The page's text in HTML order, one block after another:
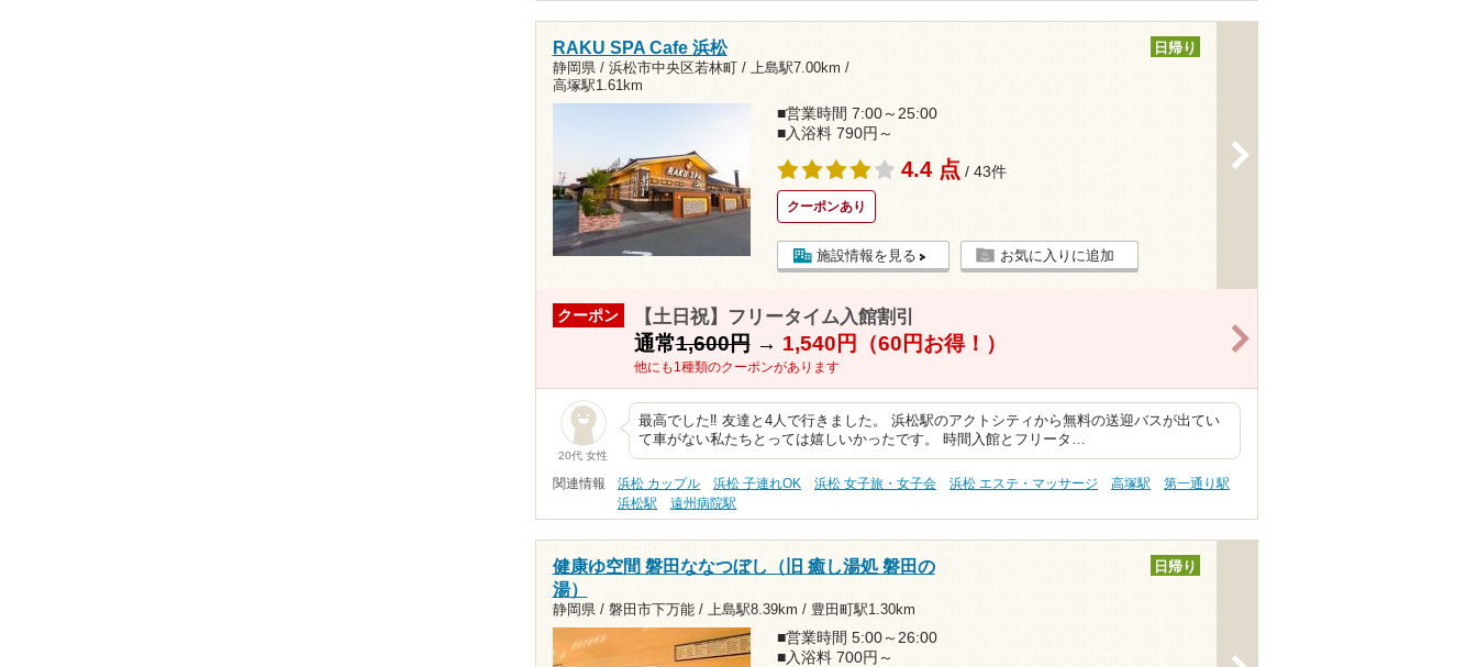
RAKU SPA Cafe 浜松
静岡県 / 浜松市中央区若林町 / 上島駅7.00km /
高塚駅1.61km
日帰り
■営業時間 7:00～25:00
■入浴料 790円～
4.4 点 / 43件
クーポンあり
施設情報を見る お気に入りに追加
クーポン 【土日祝】フリータイム入館割引
通常1,600円→ 1,540円（60円お得！）
他にも1種類のクーポンがあります
20代 女性
最高でした‼︎ 友達と4人で行きました。 浜松駅のアクトシティから無料の送迎バスが出てい
て車がない私たちとっては嬉しいかったです。 時間入館とフリータ…
関連情報 浜松 カップル 浜松 子連れOK 浜松 女子旅・女子会 浜松 エステ・マッサージ 高塚駅
第一通り駅
浜松駅
遠州病院駅
健康ゆ空間 磐田ななつぼし（旧 癒し湯処 磐田の
湯）
静岡県 / 磐田市下万能 / 上島駅8.39km / 豊田町駅1.30km
日帰り
■営業時間 5:00～26:00
■入浴料 700円～